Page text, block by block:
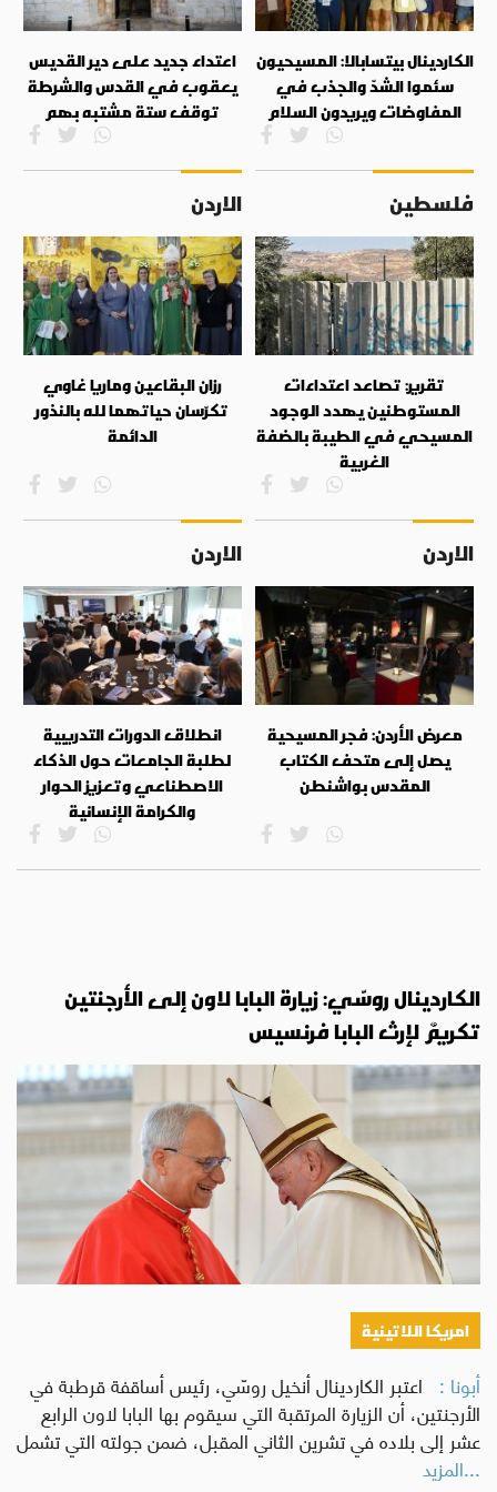
الكاردينال بيتسابالا: المسيحيون
سئموا الشدّ والجذب في
المفاوضات ويريدون السلام
اعتداء جديد على دير القديس
يعقوب في القدس والشرطة
توقف ستة مشتبه بهم
فلسطين
تقرير: تصاعد اعتداءات
المستوطنين يهدد الوجود
المسيحي في الطيبة بالضفة
الغربية
الاردن
رزان البقاعين وماريا غاوي
تكرّسان حياتهما لله بالنذور
الدائمة
الاردن
معرض الأردن: فجر المسيحية
يصل إلى متحف الكتاب
المقدس بواشنطن
الاردن
انطلاق الدورات التدريبية
لطلبة الجامعات حول الذكاء
الاصطناعي وتعزيز الحوار
والكرامة الإنسانية
الكاردينال روسّي: زيارة البابا لاون إلى الأرجنتين
تكريمٌ لإرث البابا فرنسيس
امريكا اللاتينية
أبونا : اعتبر الكاردينال أنخيل روسّي، رئيس أساقفة قرطبة في
الأرجنتين، أن الزيارة المرتقبة التي سيقوم بها البابا لاون الرابع
عشر إلى بلاده في تشرين الثاني المقبل، ضمن جولته التي تشمل
...المزيد